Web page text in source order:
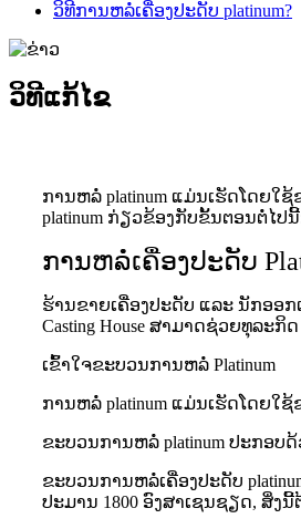
ວິທີການຫລໍ່ເຄື່ອງປະດັບ platinum?
ວິທີແກ້ໄຂ
ການຫລໍ່ platinum ແມ່ນເຮັດໂດຍ
platinum ກ່ຽວຂ້ອງກັບຂັ້ນຕອນຕໍ່ໄ
ການຫລໍ່ເຄື່ອງປະດັບ
ຮ້ານຂາຍເຄື່ອງປະດັບ ແລະ ນັກອອກ
Casting House ສາມາດຊ່ວຍທຸລ
ເຂົ້າໃຈຂະບວນການຫລໍ່ Platinum
ການຫລໍ່ platinum ແມ່ນເຮັດໂດຍໃ
ຂະບວນການຫລໍ່ platinum ປະກອບ
ຂະບວນການຫລໍ່ເຄື່ອງປະດັບ
ປະມານ 1800 ອົງສາເຊນຊຽດ, ສິ່ງ